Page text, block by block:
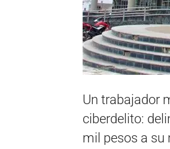
Un trabajador
ciberdelito:
mil pesos a su